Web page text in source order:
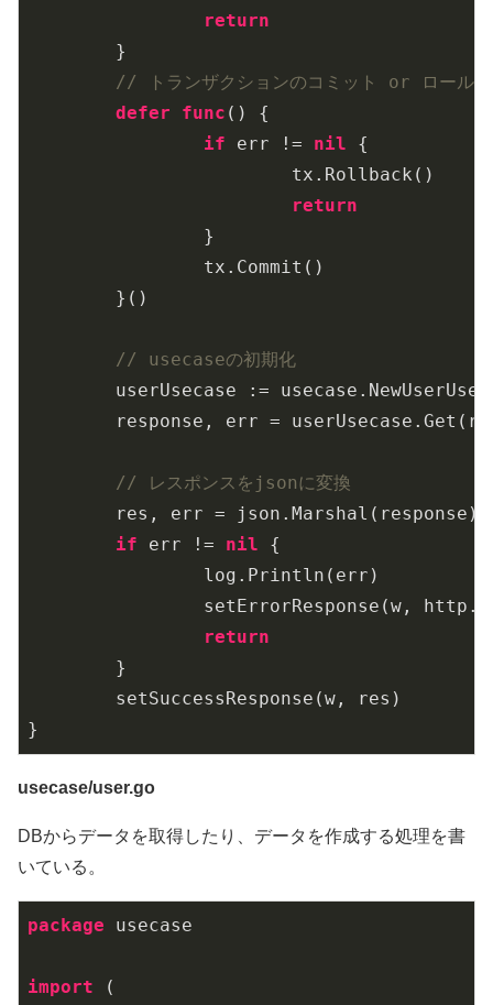
return
// トランザクションのコミット or ロールバ
defer
func ()
{
if err != nil {
return
// usecaseの初期化
// レスポンスをjsonに変換
if err != nil {
return
usecase/user.go
DBからデータを取得したり、データを作成する処理を書
いている。
package usecase
import (